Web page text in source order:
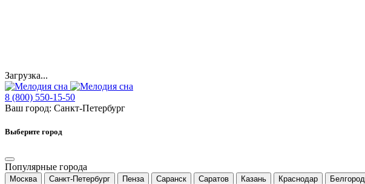
Загрузка...
8 (800) 550-15-50
Ваш город: Санкт-Петербург
Выберите город
Популярные города
Москва Санкт-Петербург Пенза Саранск Саратов Казань Краснодар Белгород